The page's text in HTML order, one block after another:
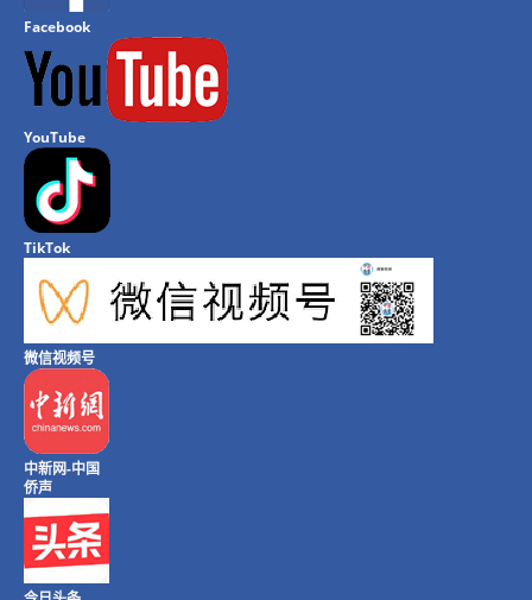
Facebook
YouTube
TikTok
微信视频号
中新网-中国
侨声